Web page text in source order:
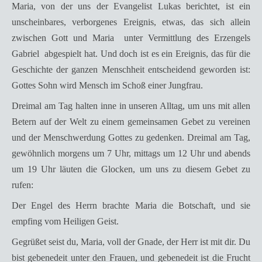
Maria, von der uns der Evangelist Lukas berichtet, ist ein
unscheinbares, verborgenes Ereignis, etwas, das sich allein
zwischen Gott und Maria  unter Vermittlung des Erzengels
Gabriel  abgespielt hat. Und doch ist es ein Ereignis, das für die
Geschichte der ganzen Menschheit entscheidend geworden ist:
Gottes Sohn wird Mensch im Schoß einer Jungfrau.
Dreimal am Tag halten inne in unseren Alltag, um uns mit allen
Betern auf der Welt zu einem gemeinsamen Gebet zu vereinen
und der Menschwerdung Gottes zu gedenken. Dreimal am Tag,
gewöhnlich morgens um 7 Uhr, mittags um 12 Uhr und abends
um 19 Uhr läuten die Glocken, um uns zu diesem Gebet zu
rufen:
Der Engel des Herrn brachte Maria die Botschaft, und sie
empfing vom Heiligen Geist.
Gegrüßet seist du, Maria, voll der Gnade, der Herr ist mit dir. Du
bist gebenedeit unter den Frauen, und gebenedeit ist die Frucht